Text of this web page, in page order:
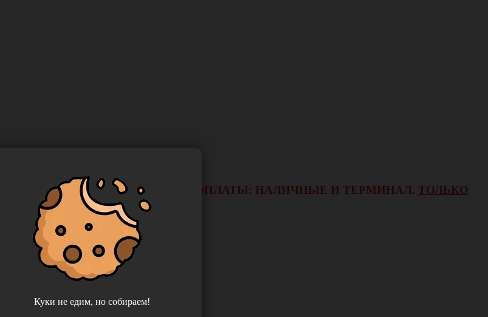
НЕ БУДЕТ ДЕЙСТВОВАТЬ ВИД ОПЛАТЫ: НАЛИЧНЫЕ И ТЕРМИНАЛ. ТОЛЬКО
СЧЕТ.
Куки не едим, но собираем!